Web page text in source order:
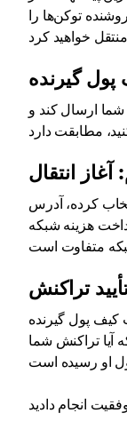
توکن‌ها را
گیرنده
شما ارسال کند و
آغاز انتقال
کرده، آدرس
هزینه شبکه
تراکنش
کیف پول گیرنده
آیا تراکنش شما